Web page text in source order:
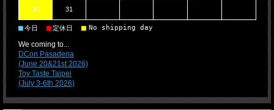
30 31
■今日 ■定休日 ■ No shipping day
We coming to...
DCon Pasadena
(June 20&21st 2026)
Toy Taste Taipei
(July 3-6th 2026)